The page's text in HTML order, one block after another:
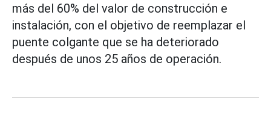
más del 60% del valor de construcción e
instalación, con el objetivo de reemplazar el
puente colgante que se ha deteriorado
después de unos 25 años de operación.